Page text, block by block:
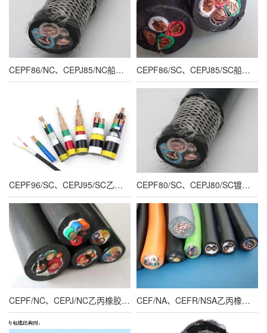
CEPF86/NC、CEPJ85/NC船级社CCS认证船用耐火电力电缆 CEPF86/SC、CEPJ85/SC船用CCS认证船用动力电缆
CEPF96/SC、CEPJ95/SC乙丙橡胶绝缘低烟无卤护套带钢丝船用动力电缆 CEPF80/SC、CEPJ80/SC镀锡铜丝编织CCS认证船用屏蔽动力裸电缆
CEPF/NC、CEPJ/NC乙丙橡胶绝缘耐火船用动力软电缆 CEF/NA、CEFR/NSA乙丙橡胶绝缘耐火船用动力软电缆